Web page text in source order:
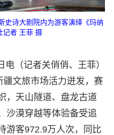
史诗大剧院内为游客演绎《玛纳
记者 王菲 摄
（记者关俏俏、王菲）
疆文旅市场活力迸发，赛
，天山隧道、盘龙古道
沙漠穿越等体验备受追
游客972.9万人次，同比